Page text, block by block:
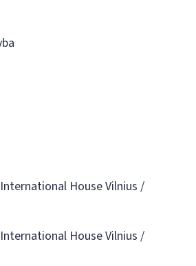
House Vilnius /
House Vilnius /